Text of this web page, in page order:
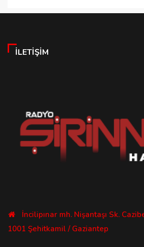
İLETIŞIM
İncilipınar mh. Nişantaşı Sk.
1001 Şehitkamil / Gaziantep